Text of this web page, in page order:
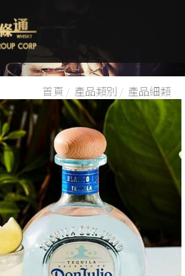
首頁 / 產品類別 / 產品細類